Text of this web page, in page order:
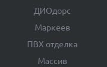
ДИОдорс
Маркеев
ПВХ отделка
Массив